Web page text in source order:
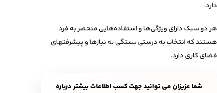
دارد.
هر دو سبک دارای ویژگی‌ها و استفاده‌هایی منحصر به فرد
هستند که انتخاب به درستی بستگی به نیازها و پیشرفتهای
فضای کاری دارد.
شما عزیزان می توانید جهت کسب اطلاعات بیشتر درباره